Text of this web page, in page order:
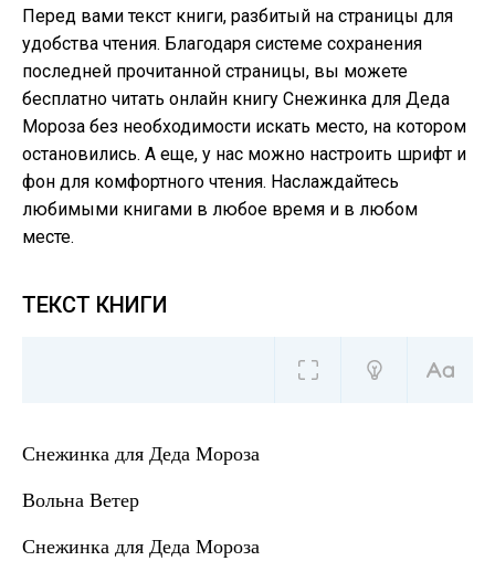
Перед вами текст книги, разбитый на страницы для
удобства чтения. Благодаря системе сохранения
последней прочитанной страницы, вы можете
бесплатно читать онлайн книгу Снежинка для Деда
Мороза без необходимости искать место, на котором
остановились. А еще, у нас можно настроить шрифт и
фон для комфортного чтения. Наслаждайтесь
любимыми книгами в любое время и в любом
месте.
ТЕКСТ КНИГИ
Снежинка для Деда Мороза
Вольна Ветер
Снежинка для Деда Мороза